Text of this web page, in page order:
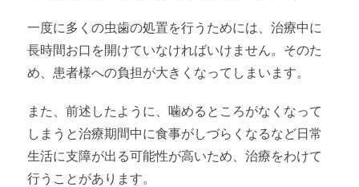
一度に多くの虫歯の処置を行うためには、治療中に
長時間お口を開けていなければいけません。そのた
め、患者様への負担が大きくなってしまいます。
また、前述したように、噛めるところがなくなって
しまうと治療期間中に食事がしづらくなるなど日常
生活に支障が出る可能性が高いため、治療をわけて
行うことがあります。